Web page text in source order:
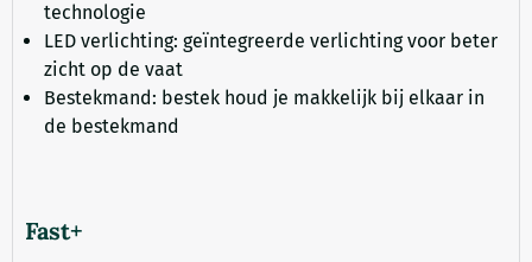
technologie
LED verlichting: geïntegreerde verlichting voor beter
zicht op de vaat
Bestekmand: bestek houd je makkelijk bij elkaar in
de bestekmand
Fast+